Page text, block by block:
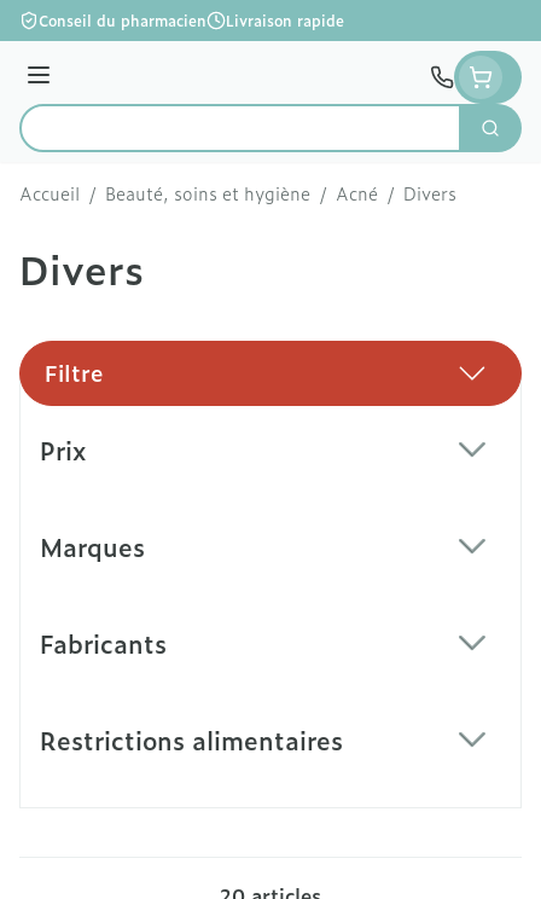
Aller au contenu
Conseil du pharmacien Livraison rapide
Menu
Rechercher
Accueil / Beauté, soins et hygiène / Acné / Divers
Divers
Filtre
Prix
Marques
Fabricants
Restrictions alimentaires